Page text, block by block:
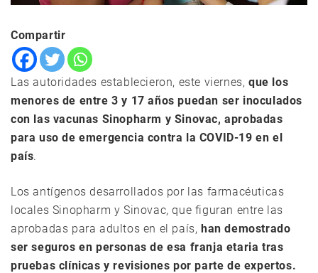
Compartir
Las autoridades establecieron, este viernes, que los
menores de entre 3 y 17 años puedan ser inoculados
con las vacunas Sinopharm y Sinovac, aprobadas
para uso de emergencia contra la COVID-19 en el
país.
Los antígenos desarrollados por las farmacéuticas
locales Sinopharm y Sinovac, que figuran entre las
aprobadas para adultos en el país,han demostrado
ser seguros en personas de esa franja etaria tras
pruebas clínicas y revisiones por parte de expertos.